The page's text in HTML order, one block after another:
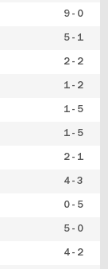
9 - 0
5 - 1
2 - 2
1 - 2
1 - 5
1 - 5
2 - 1
4 - 3
0 - 5
5 - 0
4 - 2